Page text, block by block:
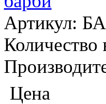
Артикул:
Количество
Цена